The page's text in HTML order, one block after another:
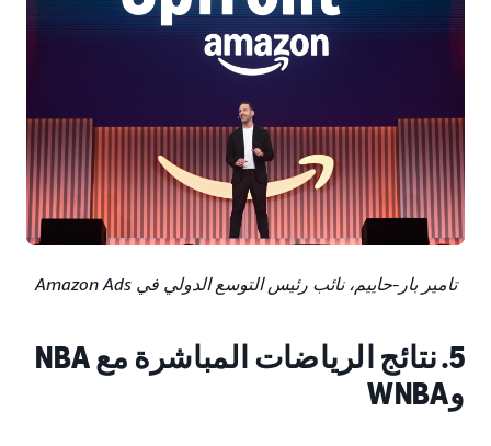
تامير بار-حاييم، نائب رئيس التوسع الدولي في Amazon Ads
5. نتائج الرياضات المباشرة مع NBA
وWNBA